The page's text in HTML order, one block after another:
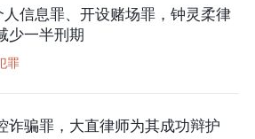
信息罪、开设赌场罪，钟灵柔律
少一半刑期
罪
诈骗罪，大直律师为其成功辩护